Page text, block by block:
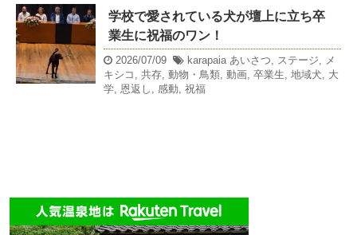
学校で愛されている犬が壇上に立ち卒
業生に祝福のワン！
2026/07/09 karapaia あいさつ, ステージ, メ
キシコ , 共存, 動物・鳥類, 動画, 卒業生, 地域犬, 大
学, 恩返し , 感動, 祝福